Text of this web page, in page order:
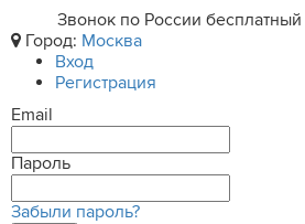
Звонок по России бесплатный
Город: Москва
Вход
Регистрация
Email
Пароль
Забыли пароль?